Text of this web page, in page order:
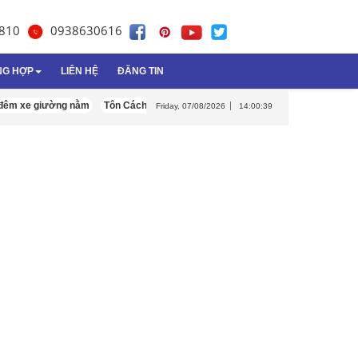
0938630616
HỢP LIÊN HỆ ĐĂNG TIN
nằm Tôn Cách Nhiệt Đông Á Tour du lịch Nha Trang Đà Lạt 5
Friday, 07/08/2026 14:00:41